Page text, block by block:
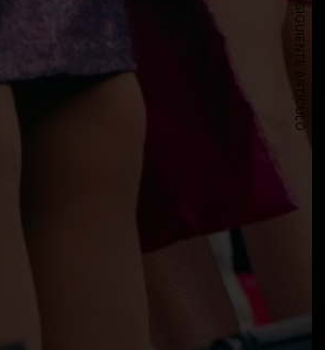
SIGUIENTE ARTÍCULO